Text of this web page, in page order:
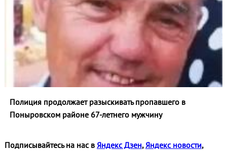
Полиция продолжает разыскивать пропавшего в
Поныровском районе 67-летнего мужчину
Подписывайтесь на нас в Яндекс Дзен,Яндекс новости,